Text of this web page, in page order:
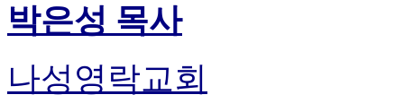
박은성 목사
나성영락교회